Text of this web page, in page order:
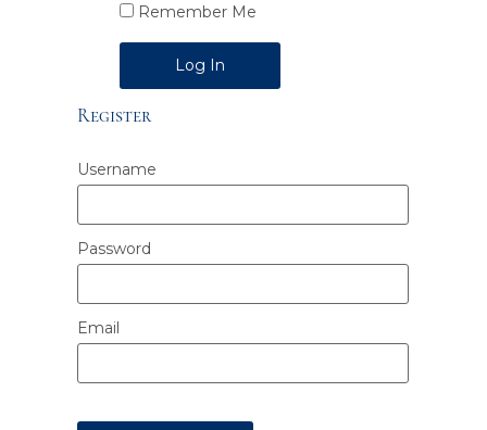
Remember Me
Alternative:
Register
Username
Password
Email